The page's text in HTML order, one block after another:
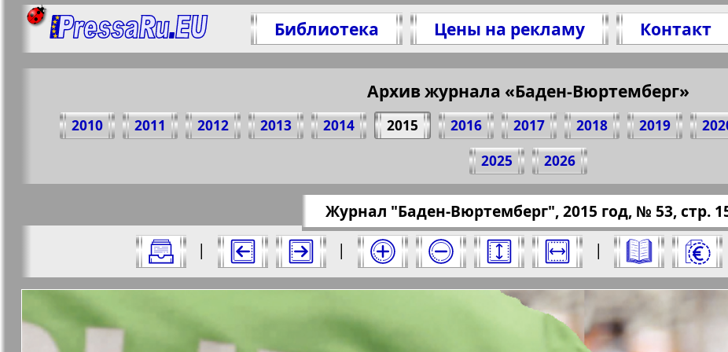
Библиотека Цены на рекламу Контакт
Архив журнала «Баден-Вюртемберг»
2010 2011 2012 2013 2014 2015 2016 2017 2018 2019
2025
2026
Все номера журнала "Баден-Вюртемберг" за 2015 год. Выберите номер и нажмите на
Журнал "Баден-Вюртемберг", 2015 год, № 53, стр.
|
| |
Страницы журнала "Баден-Вюртемберг". Номер: 53, 2015 год. Выберите
Отправить
Поделитесь 15 стр. журнала "Баден-Вюртемберг", № 53,
(Нажмите, чтобы скопировать ссылку)
https://pressaru.eu/?pub=russkiy-
Актуальные газеты и журналы